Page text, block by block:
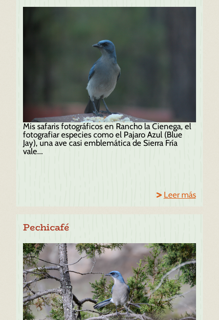
Mis safaris fotográficos en Rancho la Cienega, el
fotografiar especies como el Pajaro Azul (Blue
Jay), una ave casi emblemática de Sierra Fría
vale...
Leer más
Pechicafé